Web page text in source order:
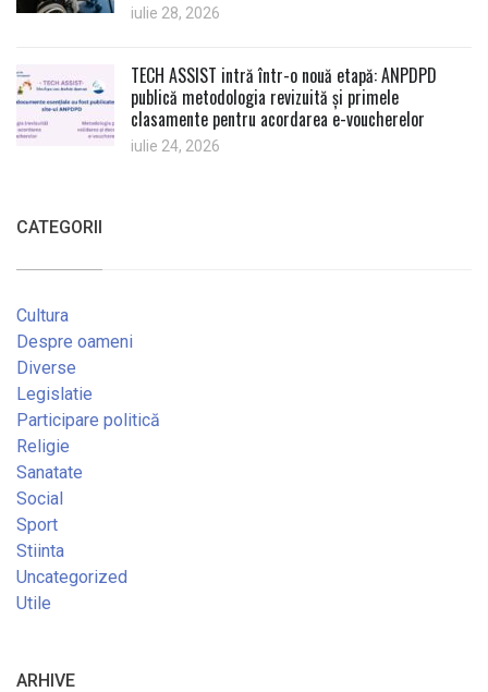
iulie 28, 2026
TECH ASSIST intră într-o nouă etapă: ANPDPD
publică metodologia revizuită și primele
clasamente pentru acordarea e-voucherelor
iulie 24, 2026
CATEGORII
Cultura
Despre oameni
Diverse
Legislatie
Participare politică
Religie
Sanatate
Social
Sport
Stiinta
Uncategorized
Utile
ARHIVE